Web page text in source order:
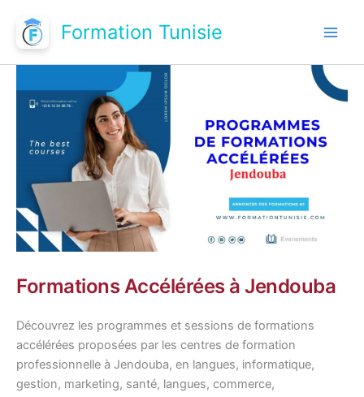
contenu
Formation Tunisie
Formations Accélérées à Jendouba
Découvrez les programmes et sessions de formations
accélérées proposées par les centres de formation
professionnelle à Jendouba, en langues, informatique,
gestion, marketing, santé, langues, commerce,